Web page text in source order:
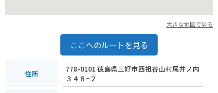
大きな地図で見る
ここへのルートを見る
住所
778-0101 徳島県三好市西祖谷山村尾井ノ内
３４８−２